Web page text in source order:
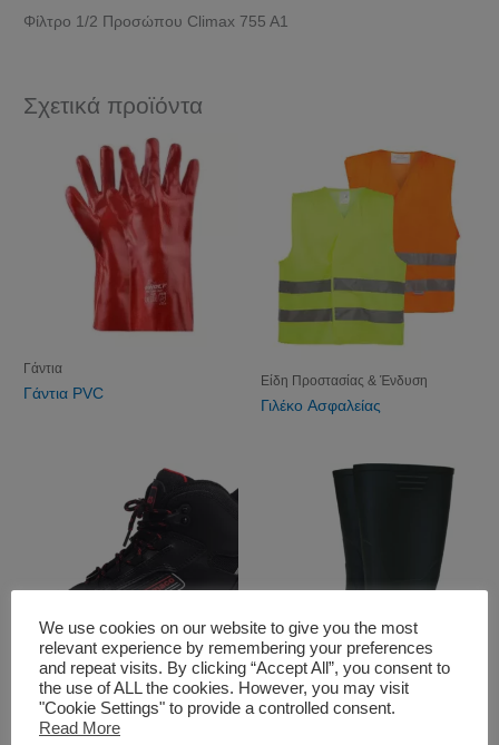
Φίλτρο 1/2 Προσώπου Climax 755 A1
Σχετικά προϊόντα
Γάντια
Γάντια PVC
Είδη Προστασίας & Ένδυση
Γιλέκo Ασφαλείας
Είδη Προστασίας & Ένδυση
Μποτάκι Απλό Bliss
Είδη Προστασίας & Ένδυση
We use cookies on our website to give you the most
relevant experience by remembering your preferences
and repeat visits. By clicking “Accept All”, you consent to
the use of ALL the cookies. However, you may visit
"Cookie Settings" to provide a controlled consent.
Read More